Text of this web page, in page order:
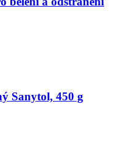
Sanytol, 450 g